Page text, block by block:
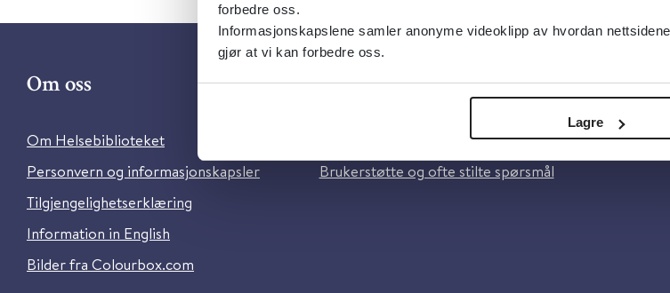
forbedre oss.
Informasjonskapslene samler anonyme videoklipp av hvordan
gjør at vi kan forbedre oss.
Lagre
Om oss
Om Helsebiblioteket
Personvern og informasjonskapsler
Tilgjengelighetserklæring
Information in English
Bilder fra Colourbox.com
Kontakt oss
Ansatte i Helsebiblioteket
Brukerstøtte og ofte stilte spørsmål